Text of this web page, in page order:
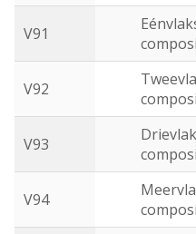
V91
V92
V93
V94